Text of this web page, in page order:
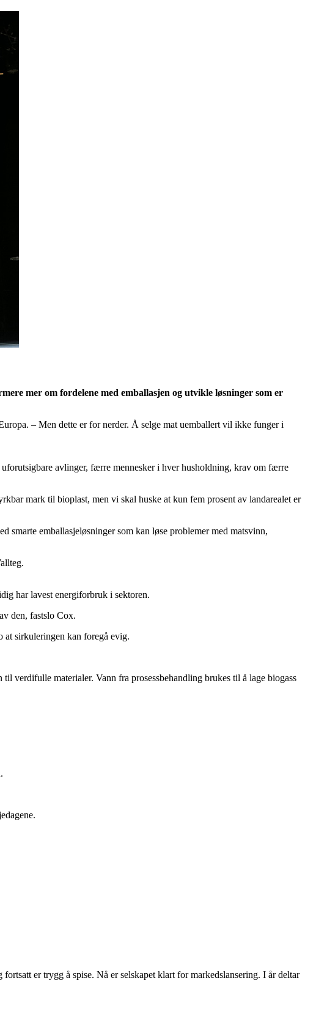
mer om fordelene med emballasjen og utvikle løsninger som er
– Men dette er for nerder. Å selge mat uemballert vil ikke funger i
avlinger, færre mennesker i hver husholdning, krav om færre
mark til bioplast, men vi skal huske at kun fem prosent av landarealet er
smarte emballasjeløsninger som kan løse problemer med matsvinn,
har lavest energiforbruk i sektoren.
den, fastslo Cox.
at sirkuleringen kan foregå evig.
verdifulle materialer. Vann fra prosessbehandling brukes til å lage biogass
er trygg å spise. Nå er selskapet klart for markedslansering. I år deltar